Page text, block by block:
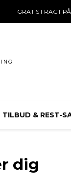
GRATIS FRAGT
TILBUD & REST-
dig